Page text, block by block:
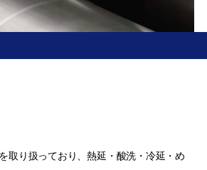
取り扱っており、熱延・酸洗・冷延・め